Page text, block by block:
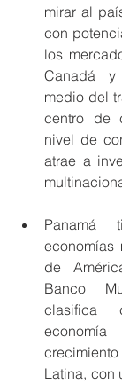
mirar al
con
los
Canadá
medio del
centro de
nivel de
atrae a
economías
de
Banco
clasifica
crecimiento
Latina, con